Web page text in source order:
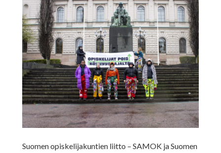
Suomen opiskelijakuntien liitto – SAMOK ja Suomen